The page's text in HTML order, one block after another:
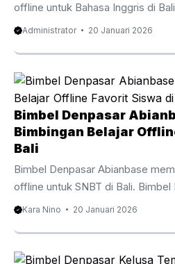
offline untuk Bahasa Inggris di
Kaja adalah pilihan favorit bagi
metode belajar tatap muka,
membantu siswa memahami
fokus dan mendalam.
lebih terlibat, antusias, dan berani
soal. Siswa dari sekolah negeri,
bertaraf internasional di Bali
mereka pada ...
Administrator 20 Januari 2026
Bimbel Denpasar
Bimbingan Belajar
Bali
Bimbel Denpasar Abianbase
offline untuk SNBT di Bali.
dipilih oleh banyak siswa bagi
langsung. Melalui program
Denpasar Abianbase
Kara Nino 20 Januari 2026